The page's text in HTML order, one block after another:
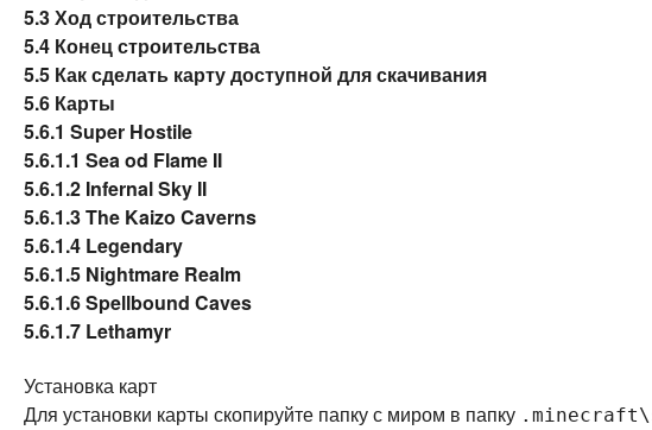
5.3Ход строительства
5.4 Конец строительства
5.5 Как сделать карту доступной для скачивания
5.6 Карты
5.6.1 Super Hostile
5.6.1.1 Sea od Flame II
5.6.1.2 Infernal Sky II
5.6.1.3The Kaizo Caverns
5.6.1.4 Legendary
5.6.1.5 Nightmare Realm
5.6.1.6Spellbound Caves
5.6.1.7 Lethamyr
Установка карт
Для установки карты скопируйте папку с миром в папку